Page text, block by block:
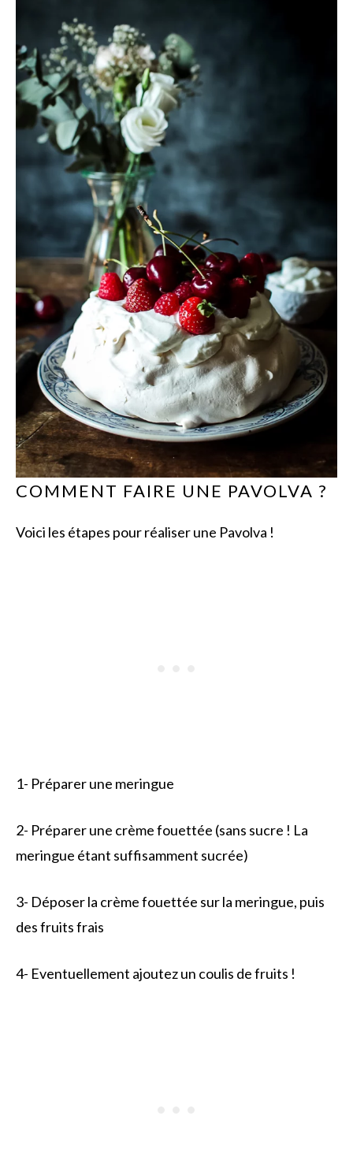
COMMENT FAIRE UNE PAVOLVA ?
Voici les étapes pour réaliser une Pavolva !
1- Préparer une meringue
2- Préparer une crème fouettée (sans sucre ! La
meringue étant suffisamment sucrée)
3- Déposer la crème fouettée sur la meringue, puis
des fruits frais
4- Eventuellement ajoutez un coulis de fruits !